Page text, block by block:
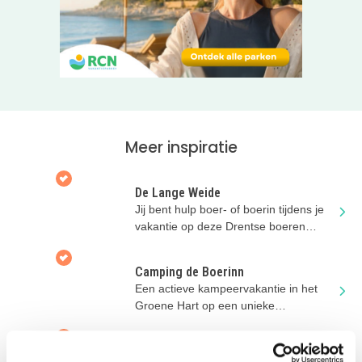
houden, vissen en zwemmen in De Wetering. Met het hele
gezin kun je er eindeloos wandelen, kanoën, klompengolf
spelen, boogschieten en poldersporten (kanovaren en
klompengolfen zijn gratis voor campinggasten!). Er is voor
of lekkers van de BBQ. ‘s-Ochtends zijn er verse broodjes
verkrijgbaar op bestelling.
Bekijk vast dit filmpje voor een sfeerimpressie van deze
ANWB erkende kleine camping van 2026:
Meer inspiratie
De Lange Weide
Jij bent hulp boer- of boerin tijdens je
vakantie op deze Drentse boeren
Camping de Boerinn
Een actieve kampeervakantie in het
Groene Hart op een unieke